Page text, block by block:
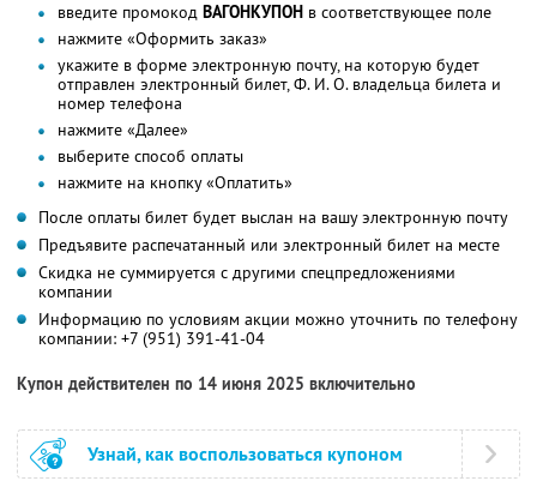
введите промокод ВАГОНКУПОН в соответствующее поле
нажмите «Оформить заказ»
укажите в форме электронную почту, на которую будет
отправлен электронный билет,Ф. И. О.владельца билета и
номер телефона
нажмите «Далее»
выберите способ оплаты
нажмите на кнопку «Оплатить»
После оплаты билет будет выслан на вашу электронную почту
Предъявите распечатанный или электронный билет на месте
Скидка не суммируется с другими спецпредложениями
компании
Информацию по условиям акции можно уточнить по телефону
компании: +7 (951) 391-41-04
Купон действителен по 14 июня 2025 включительно
Узнай, как воспользоваться купоном